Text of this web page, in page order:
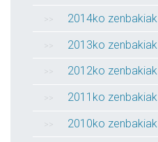
2014ko zenbakiak
2013ko zenbakiak
2012ko zenbakiak
2011ko zenbakiak
2010ko zenbakiak